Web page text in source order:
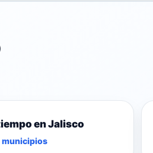
en Jalisco
municipios